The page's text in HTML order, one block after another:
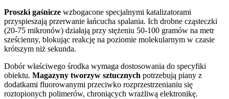
Proszki gaśnicze wzbogacone specjalnymi katalizatorami
przyspieszają przerwanie łańcucha spalania. Ich drobne cząsteczki
(20-75 mikronów) działają przy stężeniu 50-100 gramów na metr
sześcienny, blokując reakcję na poziomie molekularnym w czasie
krótszym niż sekunda.
Dobór właściwego środka wymaga dostosowania do specyfiki
obiektu. Magazyny tworzyw sztucznych potrzebują piany z
dodatkami fluorowanymi przeciwko rozprzestrzenianiu się
roztopionych polimerów, chroniących wrażliwą elektronikę.